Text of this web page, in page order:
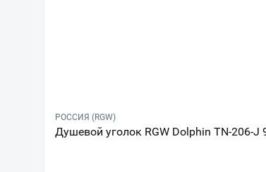
РОССИЯ (RGW)
Душевой уголок RGW Dolphin TN-206-J